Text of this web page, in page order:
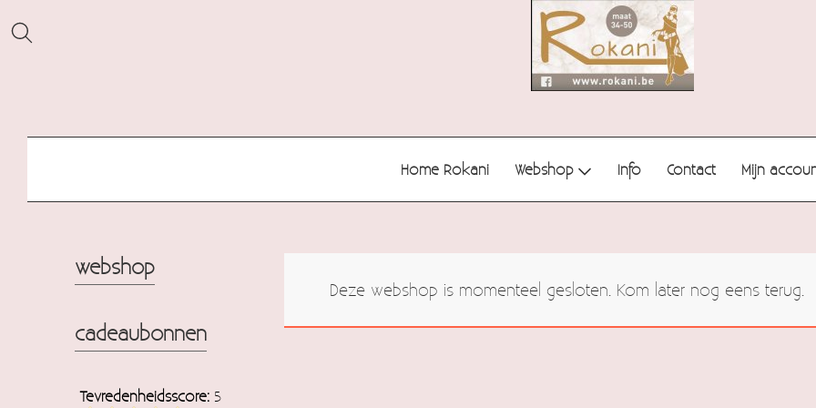
Home Rokani Webshop Info Contact Mijn
webshop
cadeaubonnen
Tevredenheidsscore: 5
Deze webshop is momenteel gesloten. Kom later nog eens terug.